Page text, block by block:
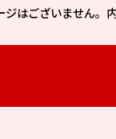
ジはございません。